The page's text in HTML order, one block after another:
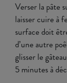
Verser la pâte
laisser cuire à
surface doit
d’une autre
glisser le
5 minutes à